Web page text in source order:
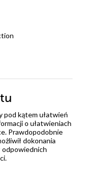
pod kątem ułatwień
o ułatwieniach
Prawdopodobnie
dokonania
odpowiednich